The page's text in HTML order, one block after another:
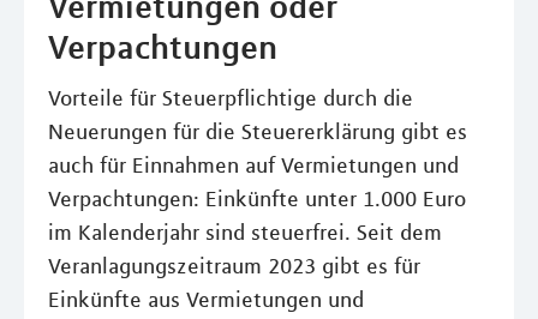
Verpachtungen
Vorteile für Steuerpflichtige durch die
Neuerungen für die Steuererklärung gibt es
auch für Einnahmen auf Vermietungen und
Verpachtungen: Einkünfte unter 1.000 Euro
im Kalenderjahr sind steuerfrei. Seit dem
Veranlagungszeitraum 2023 gibt es für
Einkünfte aus Vermietungen und